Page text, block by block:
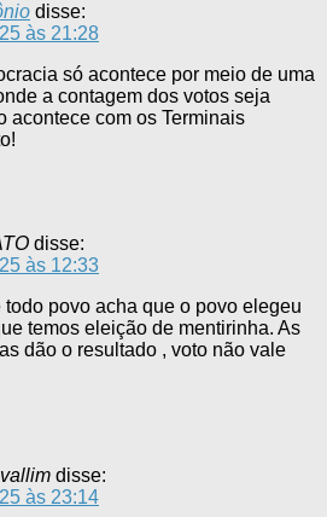
disse:
às 21:28
só acontece por meio de uma
a contagem dos votos seja
acontece com os Terminais
disse:
às 12:33
todo povo acha que o povo elegeu
temos eleição de mentirinha. As
dão o resultado , voto não vale
disse:
às 23:14